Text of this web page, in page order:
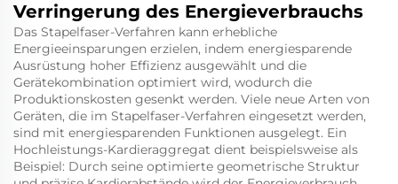
Verringerung des Energieverbrauchs
Das Stapelfaser-Verfahren kann erhebliche
Energieeinsparungen erzielen, indem energiesparende
Ausrüstung hoher Effizienz ausgewählt und die
Gerätekombination optimiert wird, wodurch die
Produktionskosten gesenkt werden. Viele neue Arten von
Geräten, die im Stapelfaser-Verfahren eingesetzt werden,
sind mit energiesparenden Funktionen ausgelegt. Ein
Hochleistungs-Kardieraggregat dient beispielsweise als
Beispiel: Durch seine optimierte geometrische Struktur